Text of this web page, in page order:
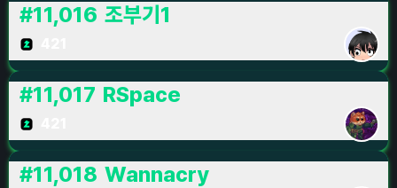
#11,016 조부기1
#11,017 RSpace
#11,018 Wannacry